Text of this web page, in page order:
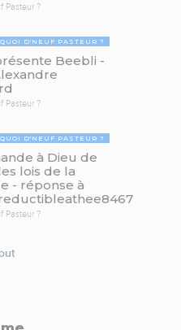
Pasteur ?
QUOI D'NEUF PASTEUR ?
Beebli -
Pasteur ?
QUOI D'NEUF PASTEUR ?
à Dieu de
lois de la
- réponse à
Pasteur ?